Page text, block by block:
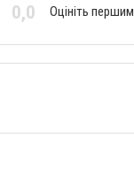
0,0 Оцініть першим